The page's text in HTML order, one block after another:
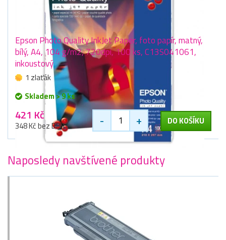
Epson Photo Quality InkJet Paper, foto papír, matný,
bílý, A4, 104 g/m2, 720dpi, 100 ks, C13S041061,
inkoustový
1 zlaťák
Skladem > 9 ks
421 Kč
348 Kč bez DPH - + DO KOŠÍKU
Naposledy navštívené produkty